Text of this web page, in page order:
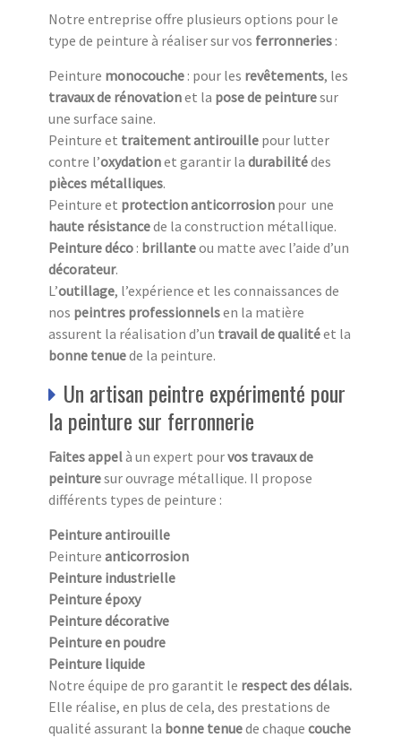
Notre entreprise offre plusieurs options pour le
type de peinture à réaliser sur vos ferronneries :
Peinture monocouche : pour les revêtements, les
travauxde rénovationet la pose de peinturesur
une surface saine.
Peinture et traitement antirouille pour lutter
contre l’oxydationet garantir la durabilitédes
pièces métalliques.
Peinture et protection anticorrosion pour une
haute résistancede la construction métallique.
Peinturedéco : brillanteou matte avec l’aide d’un
décorateur.
L’outillage, l’expérience et les connaissances de
nos peintres professionnelsen la matière
assurent la réalisation d’un travail de qualitéet la
bonne tenuede la peinture.
Un artisan peintre expérimenté pour
la peinture sur ferronnerie
Faites appelà un expert pourvos travaux de
peinturesur ouvrage métallique. Il propose
différents types de peinture :
Peinture antirouille
Peinture anticorrosion
Peinture industrielle
Peinture époxy
Peinture décorative
Peinture en poudre
Peinture liquide
Notre équipe de pro garantit le respect des délais.
Elle réalise, en plus de cela, des prestations de
qualité assurant la bonne tenuede chaque couche